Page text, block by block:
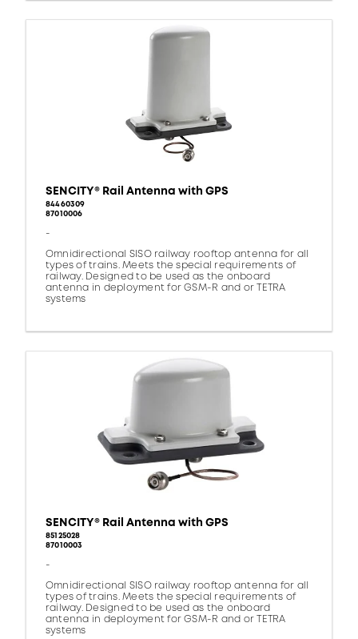
SENCITY® Rail Antenna with GPS
84460309
87010006
-
Omnidirectional SISO railway rooftop antenna for all
types of trains. Meets the special requirements of
railway. Designed to be used as the onboard
antenna in deployment for GSM-R and or TETRA
systems
SENCITY® Rail Antenna with GPS
85125028
87010003
-
Omnidirectional SISO railway rooftop antenna for all
types of trains. Meets the special requirements of
railway. Designed to be used as the onboard
antenna in deployment for GSM-R and or TETRA
systems